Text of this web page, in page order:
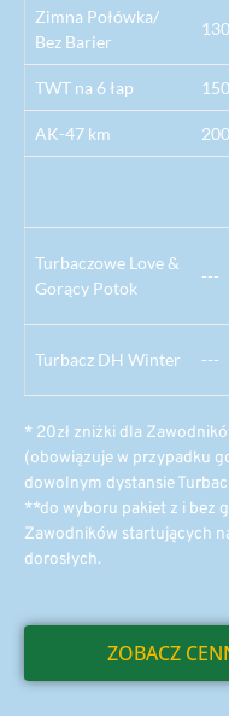
Zimna Połówka/
Bez Barier
TWT na 6 łap
AK-47 km
Turbaczowe Love &
Gorący Potok
---
Turbacz DH Winter ---
* 20zł zniżki dla
(obowiązuje w przypadku
dowolnym dystansie
**do wyboru pakiet z i bez
Zawodników startujących
dorosłych.
ZOBACZ